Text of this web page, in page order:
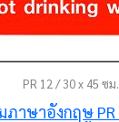
PR 12 / 30 x 45 ซม.